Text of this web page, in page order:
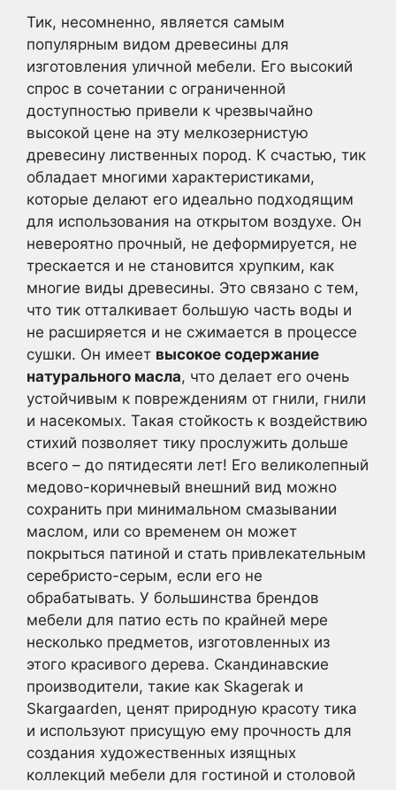
Тик, несомненно, является самым
популярным видом древесины для
изготовления уличной мебели. Его высокий
спрос в сочетании с ограниченной
доступностью привели к чрезвычайно
высокой цене на эту мелкозернистую
древесину лиственных пород. К счастью, тик
обладает многими характеристиками,
которые делают его идеально подходящим
для использования на открытом воздухе. Он
невероятно прочный, не деформируется, не
трескается и не становится хрупким, как
многие виды древесины. Это связано с тем,
что тик отталкивает большую часть воды и
не расширяется и не сжимается в процессе
сушки. Он имеет высокое содержание
натурального масла, что делает его очень
устойчивым к повреждениям от гнили, гнили
и насекомых. Такая стойкость к воздействию
стихий позволяет тику прослужить дольше
всего – до пятидесяти лет! Его великолепный
медово-коричневый внешний вид можно
сохранить при минимальном смазывании
маслом, или со временем он может
покрыться патиной и стать привлекательным
серебристо-серым, если его не
обрабатывать. У большинства брендов
мебели для патио есть по крайней мере
несколько предметов, изготовленных из
этого красивого дерева. Скандинавские
производители, такие как Skagerak и
Skargaarden, ценят природную красоту тика
и используют присущую ему прочность для
создания художественных изящных
коллекций мебели для гостиной и столовой